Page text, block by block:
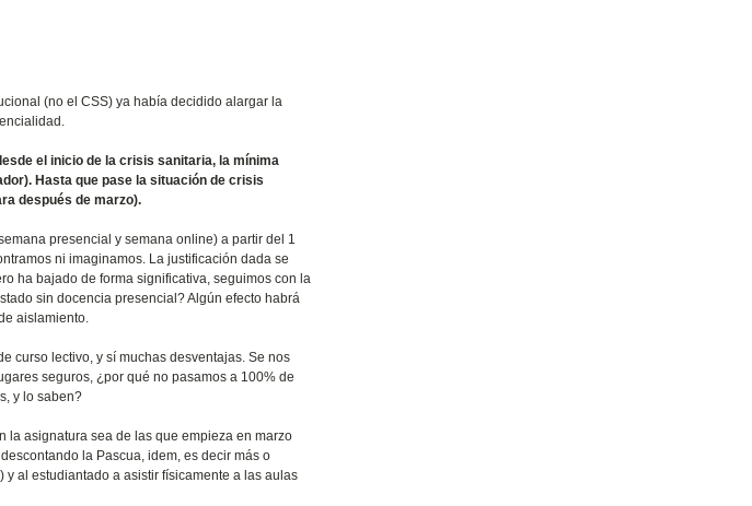
(no el CSS) ya había decidido alargar la
el inicio de la crisis sanitaria, la mínima
Hasta que pase la situación de crisis
después de marzo).
presencial y semana online) a partir del 1
ni imaginamos. La justificación dada se
ha bajado de forma significativa, seguimos con la
sin docencia presencial? Algún efecto habrá
aislamiento.
curso lectivo, y sí muchas desventajas. Se nos
seguros, ¿por qué no pasamos a 100% de
y lo saben?
la asignatura sea de las que empieza en marzo
la Pascua, idem, es decir más o
al estudiantado a asistir físicamente a las aulas